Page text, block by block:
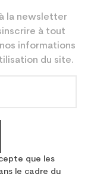
la newsletter
à tout
informations
du site.
que les
le cadre du